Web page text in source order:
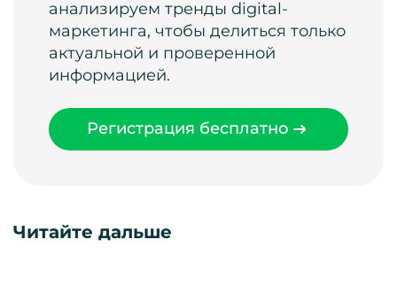
анализируем тренды digital-
маркетинга, чтобы делиться только
актуальной и проверенной
информацией.
Регистрация бесплатно
Читайте дальше